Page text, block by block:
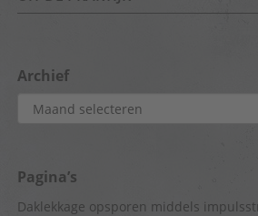
Archief
Archief
Pagina’s
Daklekkage opsporen middels